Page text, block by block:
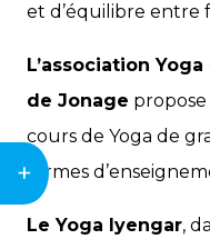
+
et d’équilibre entre
L’association
de Jonage
cours de Yoga de
formes
Le Yoga Iyengar,